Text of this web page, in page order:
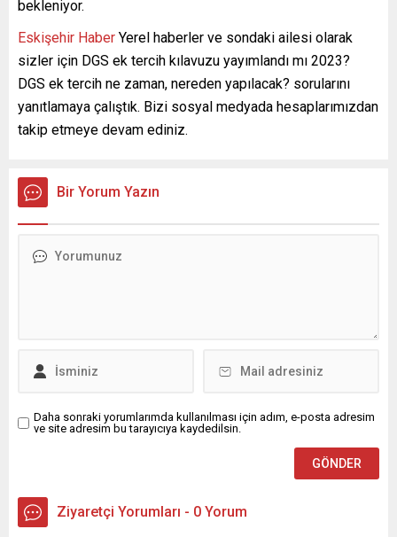
bekleniyor.
Eskişehir Haber Yerel haberler ve sondaki ailesi olarak
sizler için DGS ek tercih kılavuzu yayımlandı mı 2023?
DGS ek tercih ne zaman, nereden yapılacak? sorularını
yanıtlamaya çalıştık. Bizi sosyal medyada hesaplarımızdan
takip etmeye devam ediniz.
Bir Yorum Yazın
Daha sonraki yorumlarımda kullanılması için adım, e-posta adresim
ve site adresim bu tarayıcıya kaydedilsin.
Ziyaretçi Yorumları - 0 Yorum